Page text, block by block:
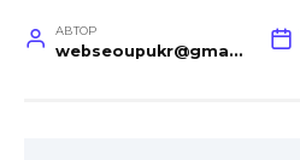
АВТОР
webseoupukr@gmail.com